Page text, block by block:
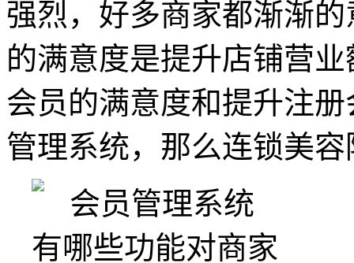
强烈，好多商家都渐渐
的满意度是提升店铺营
会员的满意度和提升注
管理系统，那么连锁美